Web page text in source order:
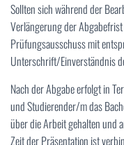
Sollten sich während der
Verlängerung der
Prüfungsausschuss mit
Unterschrift/Einverständnis
Nach der Abgabe erfolgt in
und Studierender/m das
über die Arbeit gehalten und
Zeit der Präsentation ist